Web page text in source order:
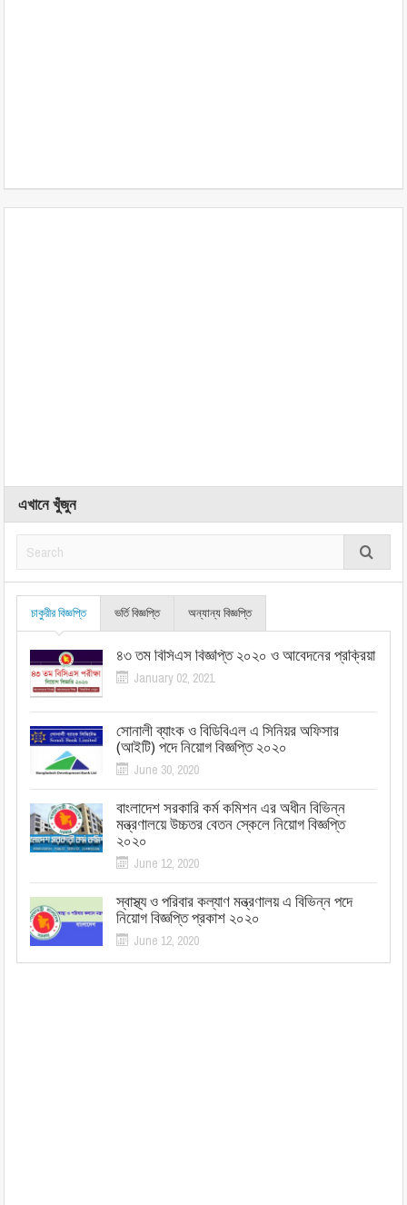
এখানে খুঁজুন
চাকুরীর বিজ্ঞপ্তি ভর্তি বিজ্ঞপ্তি অন্যান্য বিজ্ঞপ্তি
৪৩ তম বিসিএস বিজ্ঞপ্তি ২০২০ ও আবেদনের প্রক্রিয়া
January 02, 2021
সোনালী ব্যাংক ও বিডিবিএল এ সিনিয়র অফিসার
(আইটি) পদে নিয়োগ বিজ্ঞপ্তি ২০২০
June 30, 2020
বাংলাদেশ সরকারি কর্ম কমিশন এর অধীন বিভিন্ন
মন্ত্রণালয়ে উচ্চতর বেতন স্কেলে নিয়োগ বিজ্ঞপ্তি
২০২০
June 12, 2020
স্বাস্থ্য ও পরিবার কল্যাণ মন্ত্রণালয় এ বিভিন্ন পদে
নিয়োগ বিজ্ঞপ্তি প্রকাশ ২০২০
June 12, 2020